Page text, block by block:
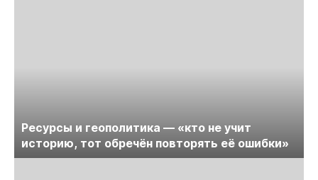
Ресурсы и геополитика — «кто не учит
историю, тот обречён повторять её ошибки»